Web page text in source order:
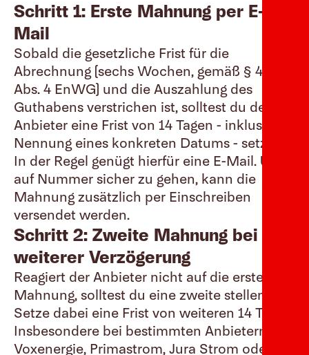
Schritt 1: Erste Mahnung per E-
Mail
Sobald die gesetzliche Frist für die
Abrechnung (sechs Wochen, gemäß § 40
Abs. 4 EnWG) und die Auszahlung des
Guthabens verstrichen ist, solltest du dem
Anbieter eine Frist von 14 Tagen - inklusive
Nennung eines konkreten Datums - setzen.
In der Regel genügt hierfür eine E-Mail. Um
auf Nummer sicher zu gehen, kann die
Mahnung zusätzlich per Einschreiben
versendet werden.
Schritt 2: Zweite Mahnung bei
weiterer Verzögerung
Reagiert der Anbieter nicht auf die erste
Mahnung, solltest du eine zweite stellen.
Setze dabei eine Frist von weiteren 14 Tagen.
Insbesondere bei bestimmten Anbietern wie
Voxenergie, Primastrom, Jura Strom oder